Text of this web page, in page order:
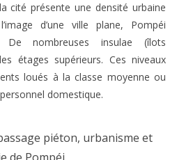
cité présente une densité urbaine
d’une ville plane, Pompéi
De nombreuses insulae (îlots
étages supérieurs. Ces niveaux
loués à la classe moyenne ou
domestique.